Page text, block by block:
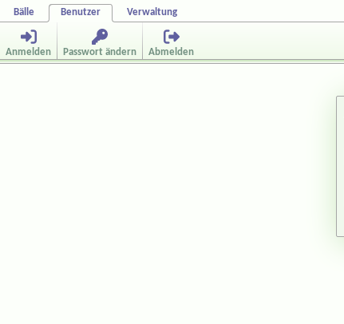
Bälle Benutzer Verwaltung
Anmelden Passwort ändern Abmelden